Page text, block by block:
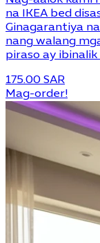
na IKEA bed
Ginagarantiya
nang walang
piraso ay
175.00 SAR
Mag-order!